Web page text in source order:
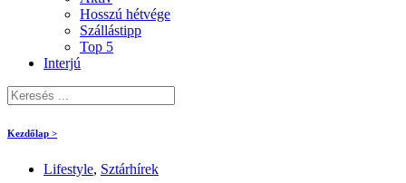
Hosszú hétvége
Szállástipp
Top 5
Interjú
Kezdőlap >
Lifestyle, Sztárhírek